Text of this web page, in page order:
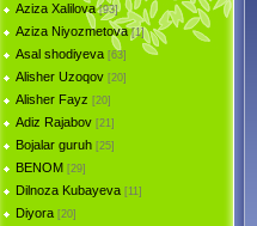
Aziza Xalilova [93]
Aziza Niyozmetova [1]
Asal shodiyeva [63]
Alisher Uzoqov [20]
Alisher Fayz [20]
Adiz Rajabov [21]
Bojalar guruh [25]
BENOM [29]
Dilnоzа Kubаyеvа [11]
Diyora [20]